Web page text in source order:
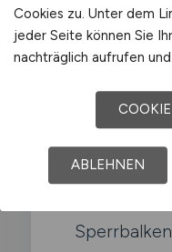
Be- und
sortieren
Sperrbalken
Cookies zu. Unter dem
jeder Seite können Sie
nachträglich aufrufen
ABLEHNEN